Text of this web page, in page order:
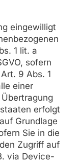
eingewilligt
1 lit. a
sofern
9 Abs. 1
einer
erfolgt
Grundlage
Sie in die
Zugriff auf
via Device-